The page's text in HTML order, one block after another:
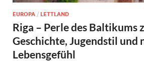
EUROPA / LETTLAND
Riga – Perle des Baltikums
Geschichte, Jugendstil und
Lebensgefühl